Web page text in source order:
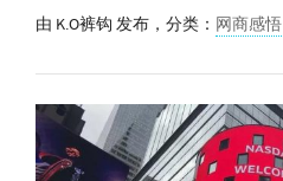
由 K.O裤钩 发布，分类： 网商感悟